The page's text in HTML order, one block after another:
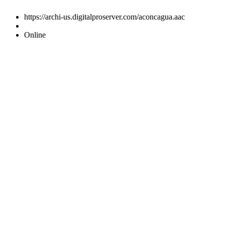
https://archi-us.digitalproserver.com/aconcagua.aac
Online